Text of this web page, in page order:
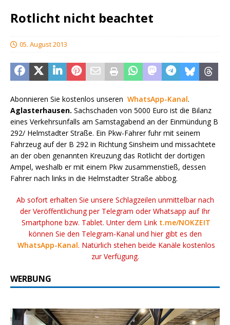
Rotlicht nicht beachtet
05. August 2013
Abonnieren Sie kostenlos unseren WhatsApp-Kanal.
Aglasterhausen. Sachschaden von 5000 Euro ist die Bilanz
eines Verkehrsunfalls am Samstagabend an der Einmündung B
292/ Helmstadter Straße. Ein Pkw-Fahrer fuhr mit seinem
Fahrzeug auf der B 292 in Richtung Sinsheim und missachtete
an der oben genannten Kreuzung das Rotlicht der dortigen
Ampel, weshalb er mit einem Pkw zusammenstieß, dessen
Fahrer nach links in die Helmstadter Straße abbog.
Ab sofort erhalten Sie unsere Schlagzeilen unmittelbar nach
der Veröffentlichung per Telegram oder Whatsapp auf Ihr
Smartphone bzw. Tablet. Unter dem Link t.me/NOKZEIT
können Sie den Telegram-Kanal und hier gibt es den
WhatsApp-Kanal. Natürlich stehen beide Kanäle kostenlos
zur Verfügung.
WERBUNG